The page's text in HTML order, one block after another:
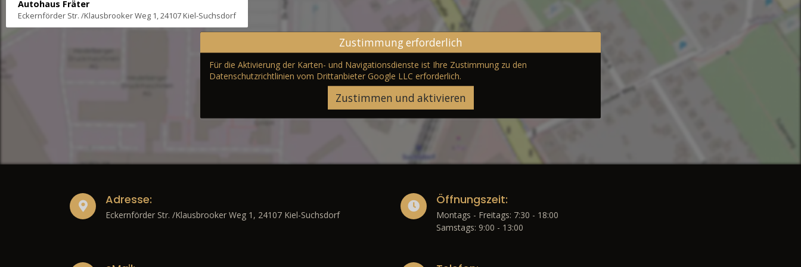
Autohaus Fräter
Eckernförder Str. /Klausbrooker Weg 1, 24107 Kiel-Suchsdorf
Zustimmung erforderlich
Für die Aktivierung der Karten- und Navigationsdienste ist Ihre Zustimmung zu den
Datenschutzrichtlinien vom Drittanbieter Google LLC erforderlich.
Zustimmen und aktivieren
Adresse:
Eckernförder Str. /Klausbrooker Weg 1, 24107 Kiel-Suchsdorf
Öffnungszeit:
Montags - Freitags: 7:30 - 18:00
Samstags: 9:00 - 13:00